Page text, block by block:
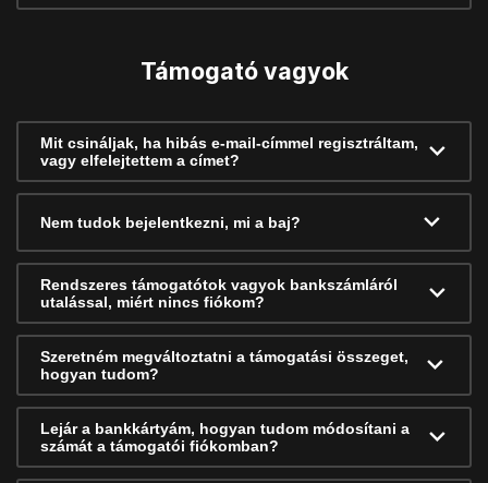
Támogató vagyok
Mit csináljak, ha hibás e-mail-címmel regisztráltam,
vagy elfelejtettem a címet?
Nem tudok bejelentkezni, mi a baj?
Rendszeres támogatótok vagyok bankszámláról
utalással, miért nincs fiókom?
Szeretném megváltoztatni a támogatási összeget,
hogyan tudom?
Lejár a bankkártyám, hogyan tudom módosítani a
számát a támogatói fiókomban?